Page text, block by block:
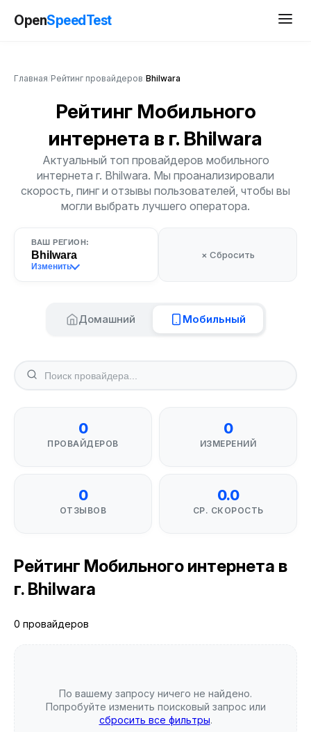
OpenSpeedTest
Главная Рейтинг провайдеров Bhilwara
Рейтинг Мобильного
интернета в г. Bhilwara
Актуальный топ провайдеров мобильного
интернета г. Bhilwara. Мы проанализировали
скорость, пинг и отзывы пользователей, чтобы вы
могли выбрать лучшего оператора.
ВАШ РЕГИОН:
Bhilwara
Изменить
× Сбросить
Домашний Мобильный
0
ПРОВАЙДЕРОВ
0
ИЗМЕРЕНИЙ
0
ОТЗЫВОВ
0.0
СР. СКОРОСТЬ
Рейтинг Мобильного интернета в
г. Bhilwara
0 провайдеров
По вашему запросу ничего не найдено.
Попробуйте изменить поисковый запрос или
сбросить все фильтры.